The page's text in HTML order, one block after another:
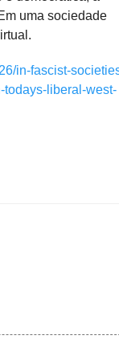
uma sociedade
in-fascist-
todays-liberal-west-